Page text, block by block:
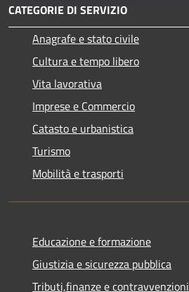
CATEGORIE DI SERVIZIO
Anagrafe e stato civile
Cultura e tempo libero
Vita lavorativa
Imprese e Commercio
Catasto e urbanistica
Turismo
Mobilità e trasporti
Educazione e formazione
Giustizia e sicurezza pubblica
Tributi,finanze e contravvenzioni